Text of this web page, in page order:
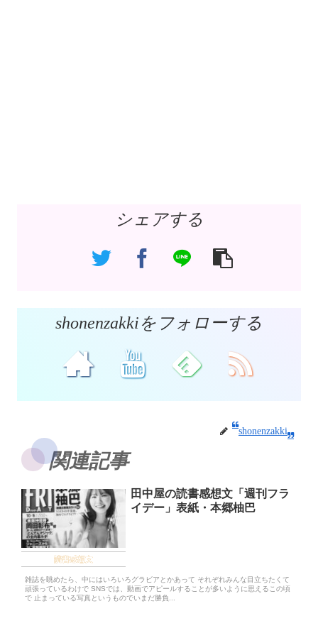
シェアする
shonenzakkiをフォローする
shonenzakki
関連記事
読書感想文
田中屋の読書感想文「週刊フラ
イデー」表紙・本郷柚巴
雑誌を眺めたら、中にはいろいろグラビアとかあって それぞれみんな目立ちたくて
頑張っているわけで SNSでは、動画でアピールすることが多いように思えるこの頃
で 止まっている写真というものでいまだ勝負...